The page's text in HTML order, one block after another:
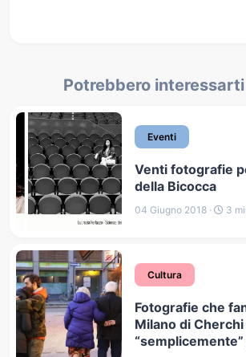
Potrebbero
Eventi
Venti fotografie
della Bicocca
04 Giugno 2018 · 3
Cultura
Fotografie che
Milano di Cherchi